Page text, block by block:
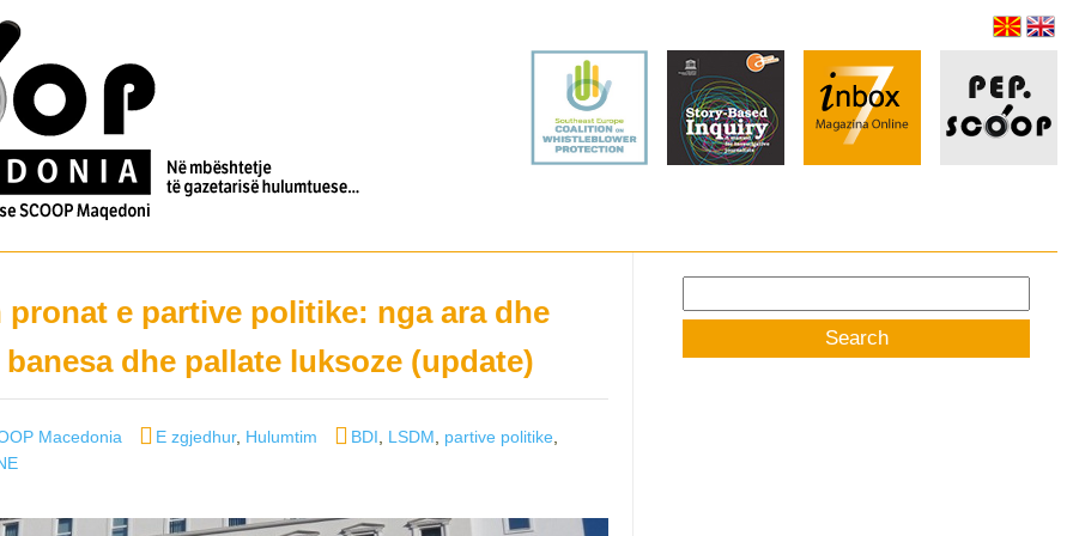
pronat e partive politike: nga ara dhe
dhe pallate luksoze (update)
Macedonia Categories
E zgjedhur, Hulumtim Tags
BDI LSDM partive politike
for: